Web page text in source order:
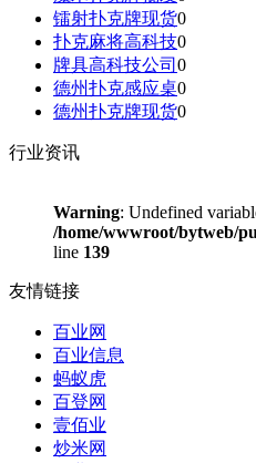
镭射扑克牌现货0
扑克麻将高科技0
牌具高科技公司 0
德州扑克感应桌0
德州扑克牌现货0
行业资讯
Warning: Undefined
/home/wwwroot/bytweb/
line 139
友情链接
百业网
百业信息
蚂蚁虎
百登网
壹佰业
炒米网